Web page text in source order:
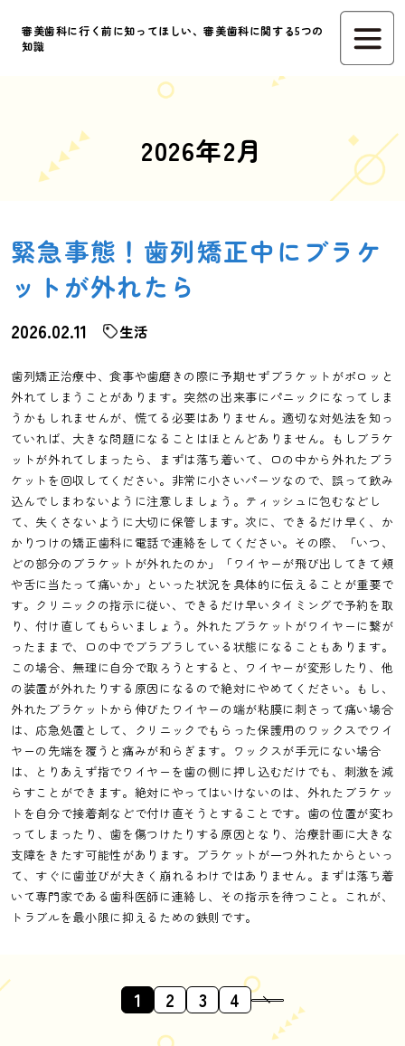
審美歯科に行く前に知ってほしい、審美歯科に関する5つの
知識
2026年2月
緊急事態！歯列矯正中にブラケ
ットが外れたら
2026.02.11 生活
歯列矯正治療中、食事や歯磨きの際に予期せずブラケットがポロッと
外れてしまうことがあります。突然の出来事にパニックになってしま
うかもしれませんが、慌てる必要はありません。適切な対処法を知っ
ていれば、大きな問題になることはほとんどありません。もしブラケ
ットが外れてしまったら、まずは落ち着いて、口の中から外れたブラ
ケットを回収してください。非常に小さいパーツなので、誤って飲み
込んでしまわないように注意しましょう。ティッシュに包むなどし
て、失くさないように大切に保管します。次に、できるだけ早く、か
かりつけの矯正歯科に電話で連絡をしてください。その際、「いつ、
どの部分のブラケットが外れたのか」「ワイヤーが飛び出してきて頬
や舌に当たって痛いか」といった状況を具体的に伝えることが重要で
す。クリニックの指示に従い、できるだけ早いタイミングで予約を取
り、付け直してもらいましょう。外れたブラケットがワイヤーに繋が
ったままで、口の中でブラブラしている状態になることもあります。
この場合、無理に自分で取ろうとすると、ワイヤーが変形したり、他
の装置が外れたりする原因になるので絶対にやめてください。もし、
外れたブラケットから伸びたワイヤーの端が粘膜に刺さって痛い場合
は、応急処置として、クリニックでもらった保護用のワックスでワイ
ヤーの先端を覆うと痛みが和らぎます。ワックスが手元にない場合
は、とりあえず指でワイヤーを歯の側に押し込むだけでも、刺激を減
らすことができます。絶対にやってはいけないのは、外れたブラケッ
トを自分で接着剤などで付け直そうとすることです。歯の位置が変わ
ってしまったり、歯を傷つけたりする原因となり、治療計画に大きな
支障をきたす可能性があります。ブラケットが一つ外れたからといっ
て、すぐに歯並びが大きく崩れるわけではありません。まずは落ち着
いて専門家である歯科医師に連絡し、その指示を待つこと。これが、
トラブルを最小限に抑えるための鉄則です。
1 2 3 4